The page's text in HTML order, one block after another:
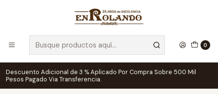
0
Descuento Adicional de 3 % Aplicado Por Compra Sobre 500 Mil
Pesos Pagado Via Transferencia.